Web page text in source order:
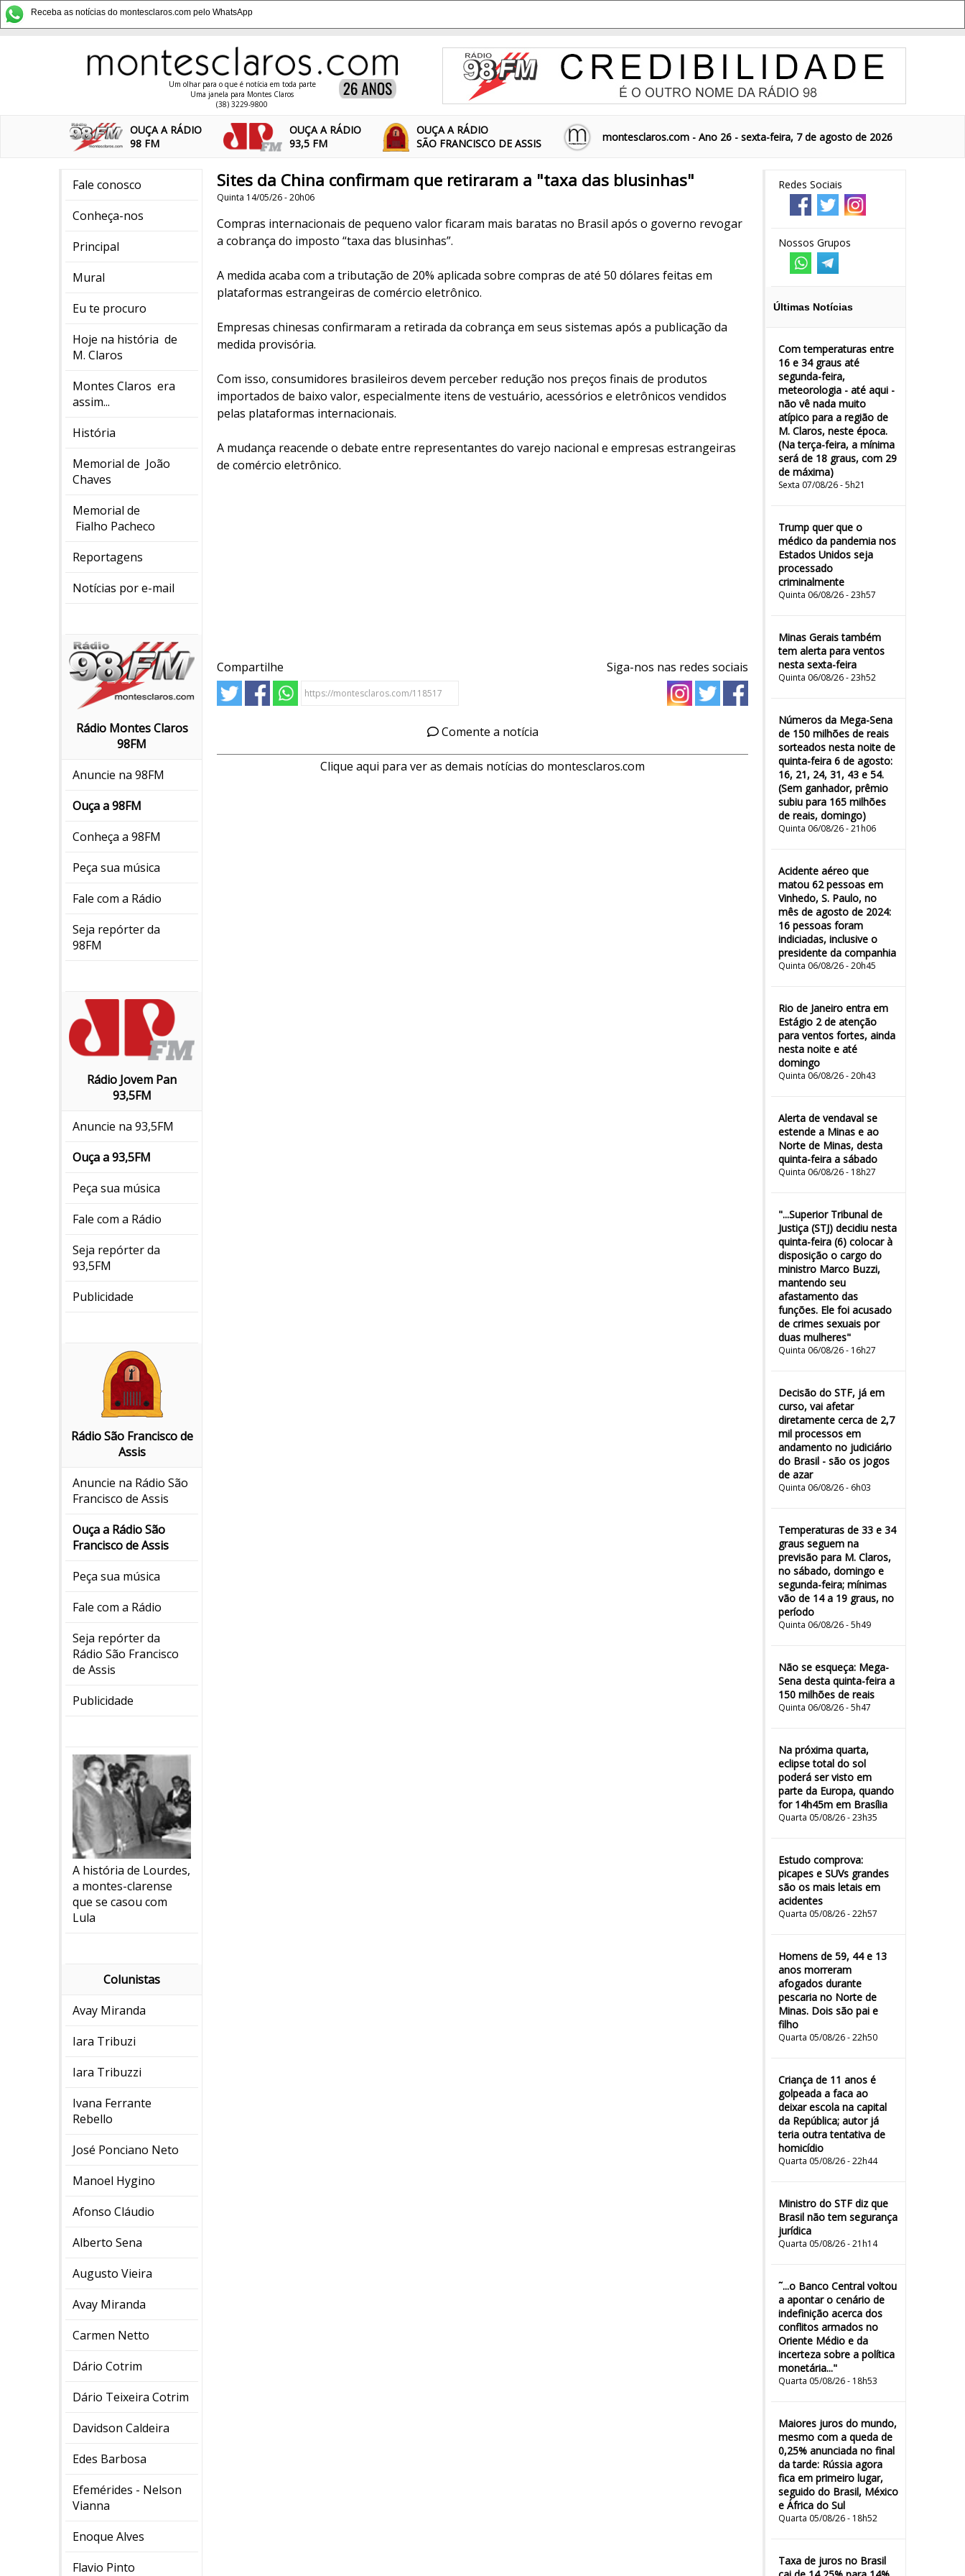
Receba as notícias do montesclaros.com pelo WhatsApp
Um olhar para o que é notícia em toda parte
Uma janela para Montes Claros
(38) 3229-9800
OUÇA A RÁDIO
98 FM
OUÇA A RÁDIO
93,5 FM
OUÇA A RÁDIO
SÃO FRANCISCO DE ASSIS
montesclaros.com - Ano 26 - sexta-feira, 7 de agosto de 2026
Fale conosco
Conheça-nos
Principal
Mural
Eu te procuro
Hoje na história de
M. Claros
Montes Claros era
assim...
História
Memorial de João
Chaves
Memorial de
Fialho Pacheco
Reportagens
Notícias por e-mail
Rádio Montes Claros
98FM
Anuncie na 98FM
Ouça a 98FM
Conheça a 98FM
Peça sua música
Fale com a Rádio
Seja repórter da
98FM
Rádio Jovem Pan
93,5FM
Anuncie na 93,5FM
Ouça a 93,5FM
Peça sua música
Fale com a Rádio
Seja repórter da
93,5FM
Publicidade
Rádio São Francisco de
Assis
Anuncie na Rádio São
Francisco de Assis
Ouça a Rádio São
Francisco de Assis
Peça sua música
Fale com a Rádio
Seja repórter da
Rádio São Francisco
de Assis
Publicidade
A história de Lourdes,
a montes-clarense
que se casou com
Lula
Colunistas
Avay Miranda
Iara Tribuzi
Iara Tribuzzi
Ivana Ferrante
Rebello
José Ponciano Neto
Manoel Hygino
Afonso Cláudio
Alberto Sena
Augusto Vieira
Avay Miranda
Carmen Netto
Dário Cotrim
Dário Teixeira Cotrim
Davidson Caldeira
Edes Barbosa
Efemérides - Nelson
Vianna
Enoque Alves
Flavio Pinto
Redes Sociais
Nossos Grupos
Últimas Notícias
Com temperaturas entre
16 e 34 graus até
segunda-feira,
meteorologia - até aqui -
não vê nada muito
atípico para a região de
M. Claros, neste época.
(Na terça-feira, a mínima
será de 18 graus, com 29
de máxima)
Sexta 07/08/26 - 5h21
Trump quer que o
médico da pandemia nos
Estados Unidos seja
processado
criminalmente
Quinta 06/08/26 - 23h57
Minas Gerais também
tem alerta para ventos
nesta sexta-feira
Quinta 06/08/26 - 23h52
Números da Mega-Sena
de 150 milhões de reais
sorteados nesta noite de
quinta-feira 6 de agosto:
16, 21, 24, 31, 43 e 54.
(Sem ganhador, prêmio
subiu para 165 milhões
de reais, domingo)
Quinta 06/08/26 - 21h06
Acidente aéreo que
matou 62 pessoas em
Vinhedo, S. Paulo, no
mês de agosto de 2024:
16 pessoas foram
indiciadas, inclusive o
presidente da companhia
Quinta 06/08/26 - 20h45
Rio de Janeiro entra em
Estágio 2 de atenção
para ventos fortes, ainda
nesta noite e até
domingo
Quinta 06/08/26 - 20h43
Alerta de vendaval se
estende a Minas e ao
Norte de Minas, desta
quinta-feira a sábado
Quinta 06/08/26 - 18h27
"...Superior Tribunal de
Justiça (STJ) decidiu nesta
quinta-feira (6) colocar à
disposição o cargo do
ministro Marco Buzzi,
mantendo seu
afastamento das
funções. Ele foi acusado
de crimes sexuais por
duas mulheres"
Quinta 06/08/26 - 16h27
Decisão do STF, já em
curso, vai afetar
diretamente cerca de 2,7
mil processos em
andamento no judiciário
do Brasil - são os jogos
de azar
Quinta 06/08/26 - 6h03
Temperaturas de 33 e 34
graus seguem na
previsão para M. Claros,
no sábado, domingo e
segunda-feira; mínimas
vão de 14 a 19 graus, no
período
Quinta 06/08/26 - 5h49
Não se esqueça: Mega-
Sena desta quinta-feira a
150 milhões de reais
Quinta 06/08/26 - 5h47
Na próxima quarta,
eclipse total do sol
poderá ser visto em
parte da Europa, quando
for 14h45m em Brasília
Quarta 05/08/26 - 23h35
Estudo comprova:
picapes e SUVs grandes
são os mais letais em
acidentes
Quarta 05/08/26 - 22h57
Homens de 59, 44 e 13
anos morreram
afogados durante
pescaria no Norte de
Minas. Dois são pai e
filho
Quarta 05/08/26 - 22h50
Criança de 11 anos é
golpeada a faca ao
deixar escola na capital
da República; autor já
teria outra tentativa de
homicídio
Quarta 05/08/26 - 22h44
Ministro do STF diz que
Brasil não tem segurança
jurídica
Quarta 05/08/26 - 21h14
˜...o Banco Central voltou
a apontar o cenário de
indefinição acerca dos
conflitos armados no
Oriente Médio e da
incerteza sobre a política
monetária..."
Quarta 05/08/26 - 18h53
Maiores juros do mundo,
mesmo com a queda de
0,25% anunciada no final
da tarde: Rússia agora
fica em primeiro lugar,
seguido do Brasil, México
e África do Sul
Quarta 05/08/26 - 18h52
Taxa de juros no Brasil
Sites da China confirmam que retiraram a "taxa das blusinhas"
Quinta 14/05/26 - 20h06
Compras internacionais de pequeno valor ficaram mais baratas no Brasil após o governo revogar
a cobrança do imposto “taxa das blusinhas”.
A medida acaba com a tributação de 20% aplicada sobre compras de até 50 dólares feitas em
plataformas estrangeiras de comércio eletrônico.
Empresas chinesas confirmaram a retirada da cobrança em seus sistemas após a publicação da
medida provisória.
Com isso, consumidores brasileiros devem perceber redução nos preços finais de produtos
importados de baixo valor, especialmente itens de vestuário, acessórios e eletrônicos vendidos
pelas plataformas internacionais.
A mudança reacende o debate entre representantes do varejo nacional e empresas estrangeiras
de comércio eletrônico.
Compartilhe Siga-nos nas redes sociais
Comente a notícia
Clique aqui para ver as demais notícias do montesclaros.com